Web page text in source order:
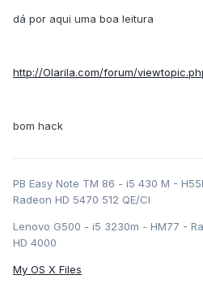
dá por aqui uma boa leitura
http://Olarila.com/forum/
bom hack
PB Easy Note TM 86 - i5 430 M -
Radeon HD 5470 512 QE/CI
Lenovo G500 - i5 3230m - HM77 -
HD 4000
My OS X Files